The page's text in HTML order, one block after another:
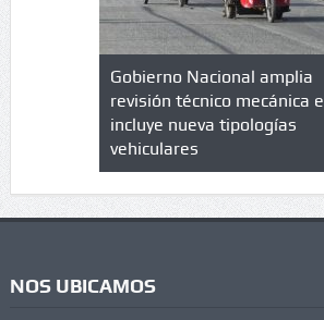
de
Gobierno Nacional amplia
revisión técnico mecánica e
incluye nueva tipologías
vehiculares
NOS UBICAMOS